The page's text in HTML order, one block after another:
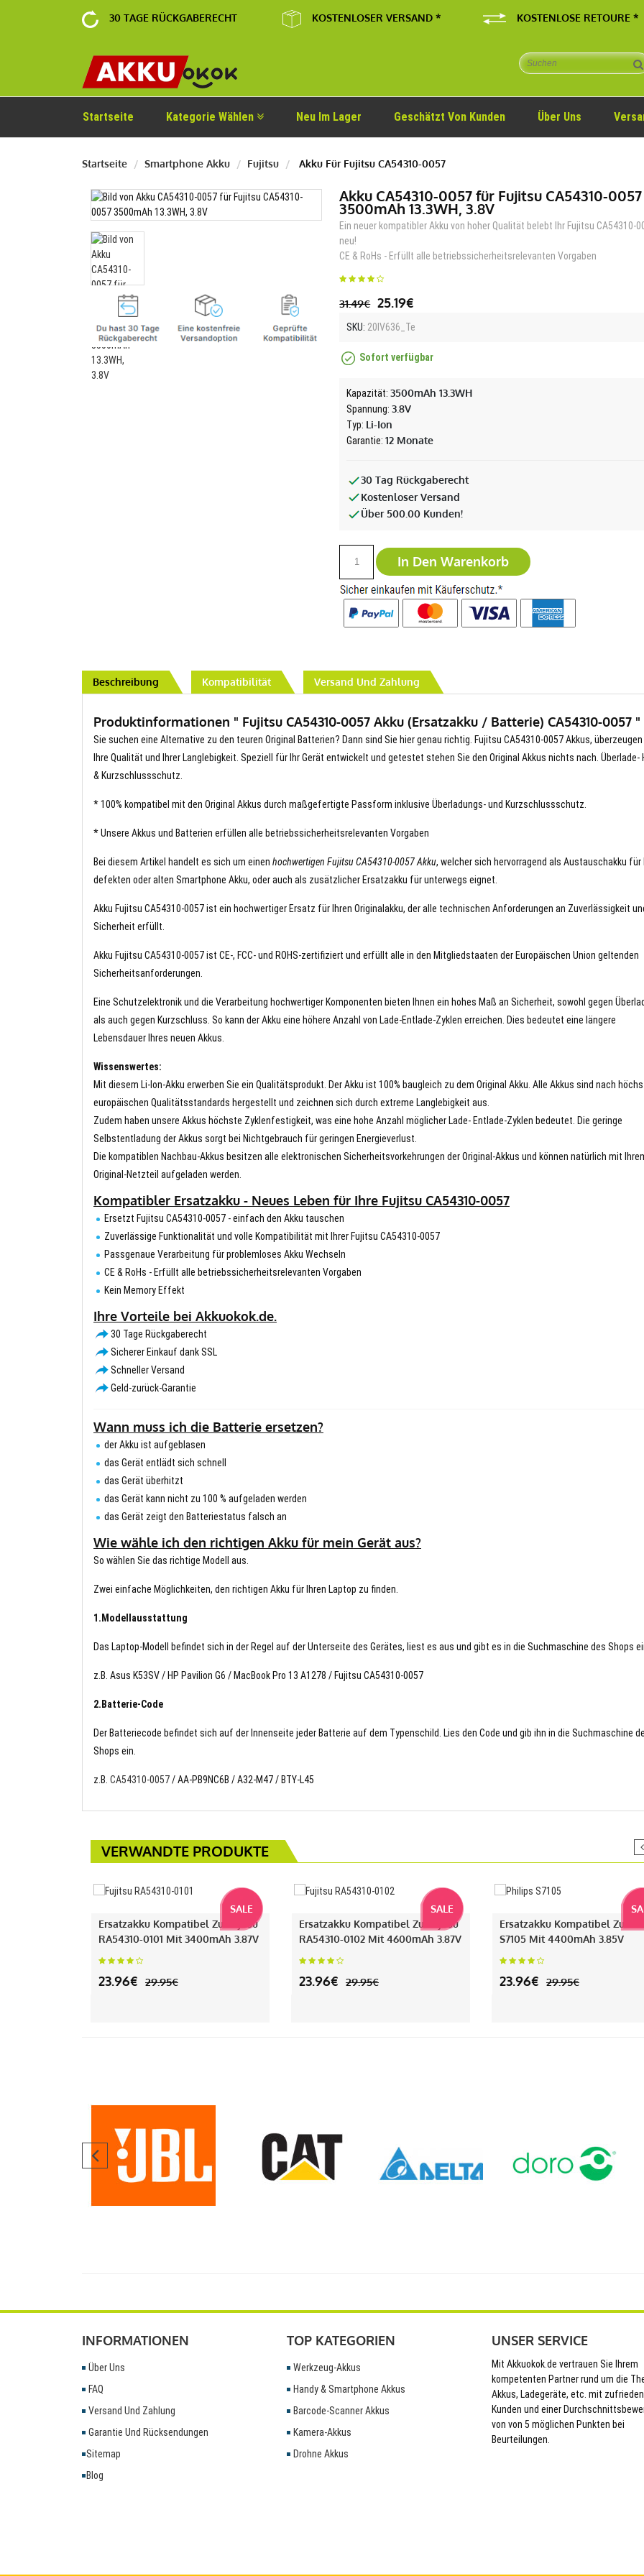
30 TAGE RÜCKGABERECHT KOSTENLOSER VERSAND * KOSTENLOSE RETOURE *
Startseite Kategorie Wählen Neu Im Lager Geschätzt Von Kunden Über Uns
Startseite Smartphone Akku Fujitsu Akku Für Fujitsu CA54310-0057
Akku CA54310-0057 für Fujitsu CA54310-0057
3500mAh 13.3WH, 3.8V
Ein neuer kompatibler Akku von hoher Qualität belebt Ihr Fujitsu CA54310-
neu!
CE & RoHs - Erfüllt alle betriebssicherheitsrelevanten Vorgaben
31.49€ 25.19€
SKU: 20IV636_Te
Sofort verfügbar
Kapazität:3500mAh 13.3WH
Spannung:3.8V
Typ: Li-Ion
Garantie:12 Monate
30 Tag Rückgaberecht
Kostenloser Versand
Über 500.00 Kunden!
In Den Warenkorb
Beschreibung Kompatibilität Versand Und Zahlung
Produktinformationen " Fujitsu CA54310-0057 Akku (Ersatzakku / Batterie) CA54310-0057 "
Sie suchen eine Alternative zu den teuren Original Batterien? Dann sind Sie hier genau richtig. Fujitsu CA54310-0057 Akkus, überzeugen
Ihre Qualität und Ihrer Langlebigkeit. Speziell für Ihr Gerät entwickelt und getestet stehen Sie den Original Akkus nichts nach. Überlade-
& Kurzschlussschutz.
* 100% kompatibel mit den Original Akkus durch maßgefertigte Passform inklusive Überladungs- und Kurzschlussschutz.
* Unsere Akkus und Batterien erfüllen alle betriebssicherheitsrelevanten Vorgaben
Bei diesem Artikel handelt es sich um einen hochwertigen Fujitsu CA54310-0057 Akku, welcher sich hervorragend als Austauschakku für
defekten oder alten Smartphone Akku, oder auch als zusätzlicher Ersatzakku für unterwegs eignet.
Akku Fujitsu CA54310-0057 ist ein hochwertiger Ersatz für Ihren Originalakku, der alle technischen Anforderungen an Zuverlässigkeit
Sicherheit erfüllt.
Akku Fujitsu CA54310-0057 ist CE-, FCC- und ROHS-zertifiziert und erfüllt alle in den Mitgliedstaaten der Europäischen Union geltenden
Sicherheitsanforderungen.
Eine Schutzelektronik und die Verarbeitung hochwertiger Komponenten bieten Ihnen ein hohes Maß an Sicherheit, sowohl gegen
als auch gegen Kurzschluss. So kann der Akku eine höhere Anzahl von Lade-Entlade-Zyklen erreichen. Dies bedeutet eine längere
Lebensdauer Ihres neuen Akkus.
Wissenswertes:
Mit diesem Li-Ion-Akku erwerben Sie ein Qualitätsprodukt. Der Akku ist 100% baugleich zu dem Original Akku. Alle Akkus sind nach
europäischen Qualitätsstandards hergestellt und zeichnen sich durch extreme Langlebigkeit aus.
Zudem haben unsere Akkus höchste Zyklenfestigkeit, was eine hohe Anzahl möglicher Lade- Entlade-Zyklen bedeutet. Die geringe
Selbstentladung der Akkus sorgt bei Nichtgebrauch für geringen Energieverlust.
Die kompatiblen Nachbau-Akkus besitzen alle elektronischen Sicherheitsvorkehrungen der Original-Akkus und können natürlich mit
Original-Netzteil aufgeladen werden.
Kompatibler Ersatzakku - Neues Leben für Ihre Fujitsu CA54310-0057
Ersetzt Fujitsu CA54310-0057 - einfach den Akku tauschen
Zuverlässige Funktionalität und volle Kompatibilität mit Ihrer Fujitsu CA54310-0057
Passgenaue Verarbeitung für problemloses Akku Wechseln
CE & RoHs - Erfüllt alle betriebssicherheitsrelevanten Vorgaben
Kein Memory Effekt
Ihre Vorteile bei Akkuokok.de.
30 Tage Rückgaberecht
Sicherer Einkauf dank SSL
Schneller Versand
Geld-zurück-Garantie
Wann muss ich die Batterie ersetzen?
der Akku ist aufgeblasen
das Gerät entlädt sich schnell
das Gerät überhitzt
das Gerät kann nicht zu 100 % aufgeladen werden
das Gerät zeigt den Batteriestatus falsch an
Wie wähle ich den richtigen Akku für mein Gerät aus?
So wählen Sie das richtige Modell aus.
Zwei einfache Möglichkeiten, den richtigen Akku für Ihren Laptop zu finden.
1.Modellausstattung
Das Laptop-Modell befindet sich in der Regel auf der Unterseite des Gerätes, liest es aus und gibt es in die Suchmaschine des Shops
z.B. Asus K53SV / HP Pavilion G6 / MacBook Pro 13 A1278 / Fujitsu CA54310-0057
2.Batterie-Code
Der Batteriecode befindet sich auf der Innenseite jeder Batterie auf dem Typenschild. Lies den Code und gib ihn in die Suchmaschine
Shops ein.
z.B. CA54310-0057/ AA-PB9NC6B / A32-M47 / BTY-L45
VERWANDTE PRODUKTE
SALE
Ersatzakku Kompatibel Zu Fujitsu
RA54310-0101 Mit 3400mAh 3.87V
23.96€ 29.95€
SALE
Ersatzakku Kompatibel Zu Fujitsu
RA54310-0102 Mit 4600mAh 3.87V
23.96€ 29.95€
Ersatzakku Kompatibel Zu
S7105 Mit 4400mAh 3.85V
23.96€ 29.95€
INFORMATIONEN
Über Uns
FAQ
Versand Und Zahlung
Garantie Und Rücksendungen
Sitemap
Blog
TOP KATEGORIEN
Werkzeug-Akkus
Handy & Smartphone Akkus
Barcode-Scanner Akkus
Kamera-Akkus
Drohne Akkus
UNSER SERVICE
Mit Akkuokok.de vertrauen Sie Ihrem
kompetenten Partner rund um die
Akkus, Ladegeräte, etc. mit
Kunden und einer
von von 5 möglichen Punkten bei
Beurteilungen.